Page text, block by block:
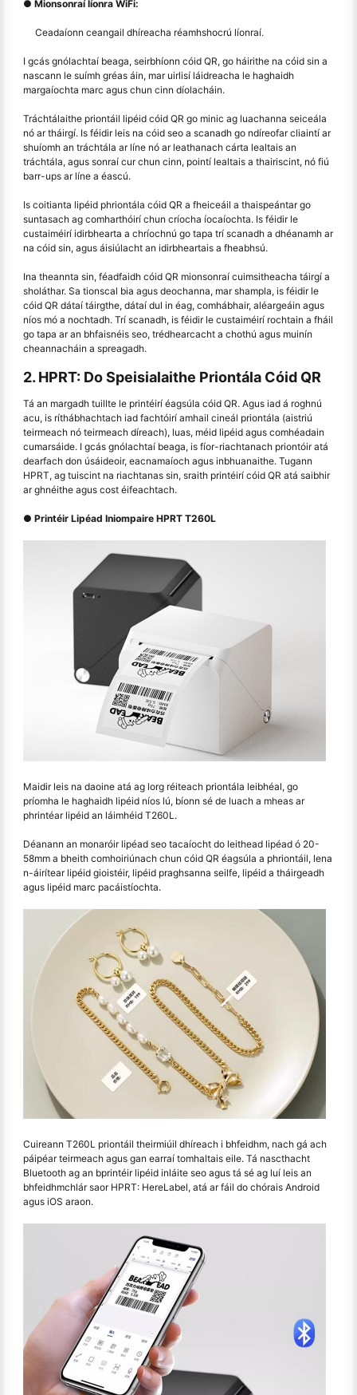
● Mionsonraí líonra WiFi:
Ceadaíonn ceangail dhíreacha réamhshocrú líonraí.
I gcás gnólachtaí beaga, seirbhíonn cóid QR, go háirithe na cóid sin a
nascann le suímh gréas áin, mar uirlisí láidreacha le haghaidh
margaíochta marc agus chun cinn díolacháin.
Tráchtálaithe priontáil lipéid cóid QR go minic ag luachanna seiceála
nó ar tháirgí. Is féidir leis na cóid seo a scanadh go ndíreofar cliaintí ar
shuíomh an tráchtála ar líne nó ar leathanach cárta lealtais an
tráchtála, agus sonraí cur chun cinn, pointí lealtais a thairiscint, nó fiú
barr-ups ar líne a éascú.
Is coitianta lipéid phriontála cóid QR a fheiceáil a thaispeántar go
suntasach ag comharthóirí chun críocha íocaíochta. Is féidir le
custaiméirí idirbhearta a chríochnú go tapa trí scanadh a dhéanamh ar
na cóid sin, agus áisiúlacht an idirbheartais a fheabhsú.
Ina theannta sin, féadfaidh cóid QR mionsonraí cuimsitheacha táirgí a
sholáthar. Sa tionscal bia agus deochanna, mar shampla, is féidir le
cóid QR dátaí táirgthe, dátaí dul in éag, comhábhair, aléargeáin agus
níos mó a nochtadh. Trí scanadh, is féidir le custaiméirí rochtain a fháil
go tapa ar an bhfaisnéis seo, trédhearcacht a chothú agus muinín
cheannacháin a spreagadh.
2. HPRT: Do Speisialaithe Priontála Cóid QR
Tá an margadh tuillte le printéirí éagsúla cóid QR. Agus iad á roghnú
acu, is ríthábhachtach iad fachtóirí amhail cineál priontála (aistriú
teirmeach nó teirmeach díreach), luas, méid lipéid agus comhéadain
cumarsáide. I gcás gnólachtaí beaga, is fíor-riachtanach priontóir atá
dearfach don úsáideoir, eacnamaíoch agus inbhuanaithe. Tugann
HPRT, ag tuiscint na riachtanas sin, sraith printéirí cóid QR atá saibhir
ar ghnéithe agus cost éifeachtach.
● Printéir Lipéad Iniompaire HPRT T260L
Maidir leis na daoine atá ag lorg réiteach priontála leibhéal, go
príomha le haghaidh lipéid níos lú, bíonn sé de luach a mheas ar
phrintéar lipéid an láimhéid T260L.
Déanann an monaróir lipéad seo tacaíocht do leithead lipéad ó 20-
58mm a bheith comhoiriúnach chun cóid QR éagsúla a phriontáil, lena
n-áirítear lipéid gioistéir, lipéid praghsanna seilfe, lipéid a tháirgeadh
agus lipéid marc pacáistíochta.
Cuireann T260L priontáil theirmiúil dhíreach i bhfeidhm, nach gá ach
páipéar teirmeach agus gan earraí tomhaltais eile. Tá nascthacht
Bluetooth ag an bprintéir lipéid inláite seo agus tá sé ag luí leis an
bhfeidhmchlár saor HPRT: HereLabel, atá ar fáil do chórais Android
agus iOS araon.